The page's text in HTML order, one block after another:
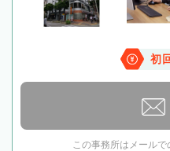
初
この事務所はメールで